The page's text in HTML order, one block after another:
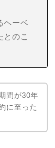
ヘーベ
とのこ
間が30年
に至った